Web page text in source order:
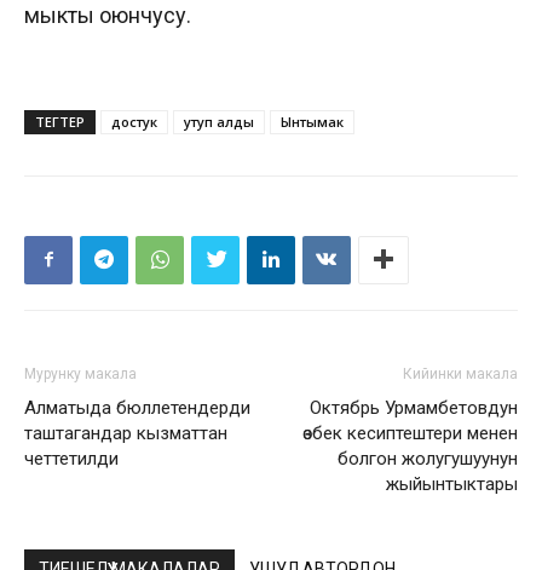
мыкты оюнчусу.
ТЕГТЕР достук утуп алды Ынтымак
Мурунку макала
Алматыда бюллетендерди
таштагандар кызматтан
четтетилди
Кийинки макала
Октябрь Урмамбетовдун
өзбек кесиптештери менен
болгон жолугушуунун
жыйынтыктары